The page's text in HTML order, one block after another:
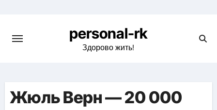
содержимому
personal-rk
Здорово жить!
Жюль Верн — 20 000